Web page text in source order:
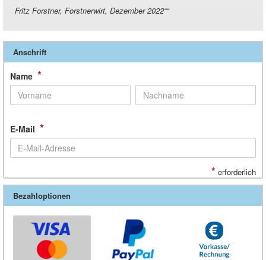
Fritz Forstner, Forstnerwirt, Dezember 2022““
Anschrift
Name *
E-Mail *
* erforderlich
Bezahloptionen